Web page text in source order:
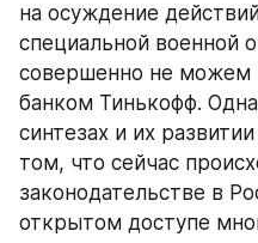
на осуждение
специальной военной
совершенно не можем
банком Тинькофф.
синтезах и их
том, что сейчас
законодательстве в
открытом доступе